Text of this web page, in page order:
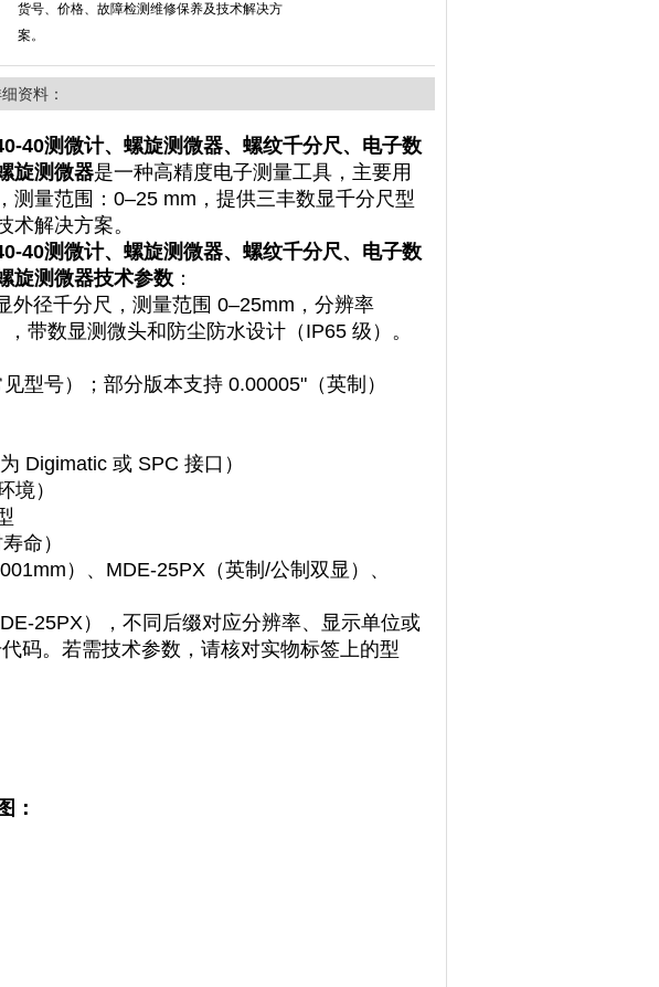
货号、价格、故障检测维修保养及技术解决方
案。
资料：
40测微计、螺旋测微器、螺纹千分尺、电子数
旋测微器是一种高精度电子测量工具，主要用
测量范围‌：0–25 mm，提供三丰数显千分尺型
解决方案。
40测微计、螺旋测微器、螺纹千分尺、电子数
旋测微器技术参数 ：
外径千分尺，测量范围 0–25mm，分辨率
带数显测微头和防尘防水设计（IP65 级）。‌‌
型号）；部分版本支持 0.00005"（英制）
Digimatic 或 SPC 接口）
境）
命）
）、MDE-25‌PX‌（英制/公制双显）、
25PX），不同后缀对应分辨率、显示单位或
码。若需技术参数，请核对实物标签上的型
：